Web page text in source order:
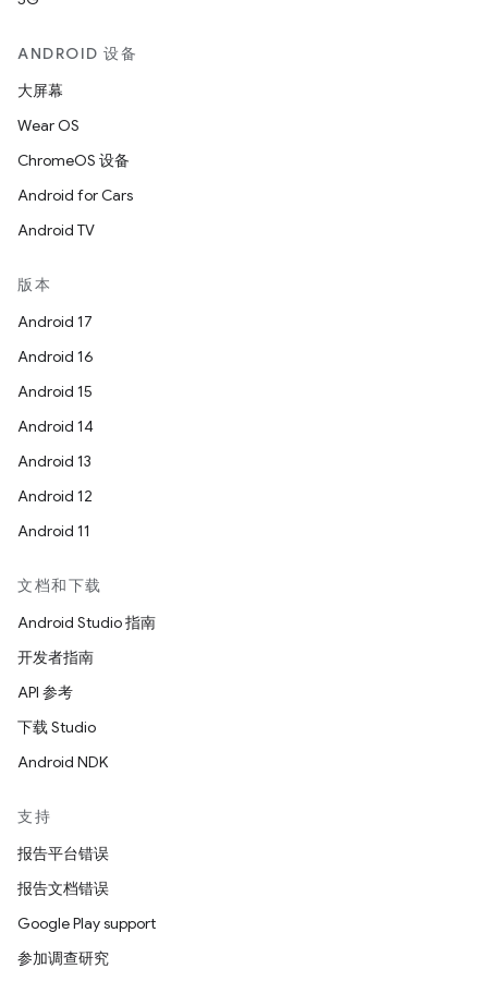
ANDROID 设备
大屏幕
Wear OS
ChromeOS 设备
Android for Cars
Android TV
版本
Android 17
Android 16
Android 15
Android 14
Android 13
Android 12
Android 11
文档和下载
Android Studio 指南
开发者指南
API 参考
下载 Studio
Android NDK
支持
报告平台错误
报告文档错误
Google Play support
参加调查研究